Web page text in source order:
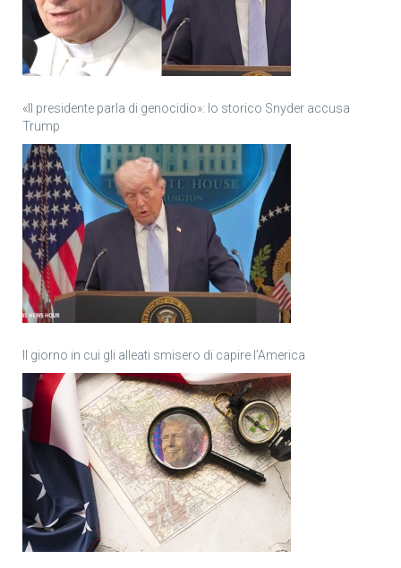
«Il presidente parla di genocidio»: lo storico Snyder accusa
Trump
Il giorno in cui gli alleati smisero di capire l’America